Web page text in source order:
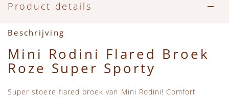
Accessoires
Zwemkleding
Zwemkleding
Feestkleding
Speelgoed
Beren, Speendoekjes en Knuffeldoekjes
Tassen
Verzorgingsproducten
MarMar Copenhagen
Mini Rodini
+1 in the family
New Balance
Product details
Beschrijving
Mini Rodini Flared Broek
Roze Super Sporty
Super stoere flared broek van Mini Rodini! Comfort